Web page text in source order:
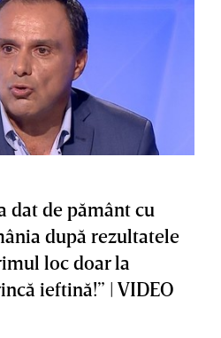
dat de pământ cu
după rezultatele
loc doar la
ieftină!” | VIDEO